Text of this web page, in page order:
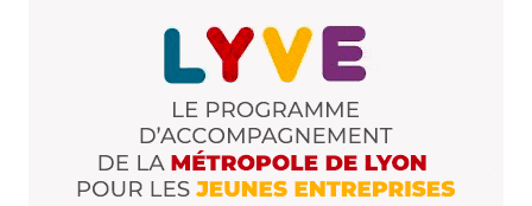
Enregistrer mon nom, mon e-mail et mon site dans le